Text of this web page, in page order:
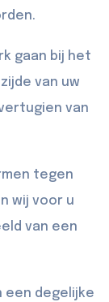
gaan bij het
van uw
van
tegen
wij voor u
van een
degelijke